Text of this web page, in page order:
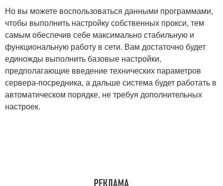
Но вы можете воспользоваться данными программами,
чтобы выполнить настройку собственных прокси, тем
самым обеспечив себе максимально стабильную и
функциональную работу в сети. Вам достаточно будет
единожды выполнить базовые настройки,
предполагающие введение технических параметров
сервера-посредника, а дальше система будет работать в
автоматическом порядке, не требуя дополнительных
настроек.